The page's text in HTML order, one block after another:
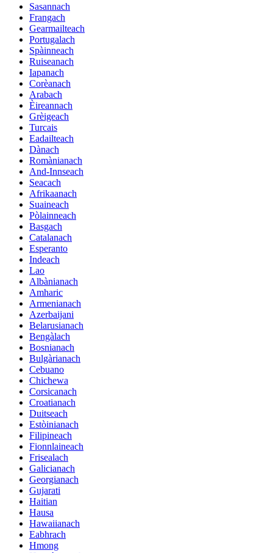
Sasannach
Frangach
Gearmailteach
Portugalach
Spàinneach
Ruiseanach
Iapanach
Corèanach
Arabach
Èireannach
Grèigeach
Turcais
Eadailteach
Dànach
Romànianach
And-Innseach
Seacach
Afrikaanach
Suaineach
Pòlainneach
Basgach
Catalanach
Esperanto
Indeach
Lao
Albànianach
Amharic
Armenianach
Azerbaijani
Belarusianach
Bengàlach
Bosnianach
Bulgàrianach
Cebuano
Chichewa
Corsicanach
Croatianach
Duitseach
Estòinianach
Filipineach
Fionnlaineach
Frisealach
Galicianach
Georgianach
Gujarati
Haitian
Hausa
Hawaiianach
Eabhrach
Hmong